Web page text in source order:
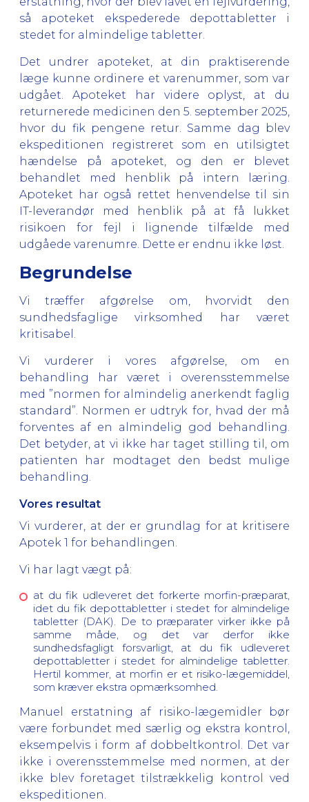
så apoteket ekspederede depottabletter i
stedet for almindelige tabletter.
Det undrer apoteket, at din praktiserende
læge kunne ordinere et varenummer, som var
udgået. Apoteket har videre oplyst, at du
returnerede medicinen den 5. september 2025,
hvor du fik pengene retur. Samme dag blev
ekspeditionen registreret som en utilsigtet
hændelse på apoteket, og den er blevet
behandlet med henblik på intern læring.
Apoteket har også rettet henvendelse til sin
IT-leverandør med henblik på at få lukket
risikoen for fejl i lignende tilfælde med
udgåede varenumre. Dette er endnu ikke løst.
Begrundelse
Vi træffer afgørelse om, hvorvidt den
sundhedsfaglige virksomhed har været
kritisabel.
Vi vurderer i vores afgørelse, om en
behandling har været i overensstemmelse
med ”normen for almindelig anerkendt faglig
standard”. Normen er udtryk for, hvad der må
forventes af en almindelig god behandling.
Det betyder, at vi ikke har taget stilling til, om
patienten har modtaget den bedst mulige
behandling.
Vores resultat
Vi vurderer, at der er grundlag for at kritisere
Apotek 1 for behandlingen.
Vi har lagt vægt på:
at du fik udleveret det forkerte morfin-præparat,
idet du fik depottabletter i stedet for almindelige
tabletter (DAK). De to præparater virker ikke på
samme måde, og det var derfor ikke
sundhedsfagligt forsvarligt, at du fik udleveret
depottabletter i stedet for almindelige tabletter.
Hertil kommer, at morfin er et risiko-lægemiddel,
som kræver ekstra opmærksomhed.
Manuel erstatning af risiko-lægemidler bør
være forbundet med særlig og ekstra kontrol,
eksempelvis i form af dobbeltkontrol. Det var
ikke i overensstemmelse med normen, at der
ikke blev foretaget tilstrækkelig kontrol ved
ekspeditionen.